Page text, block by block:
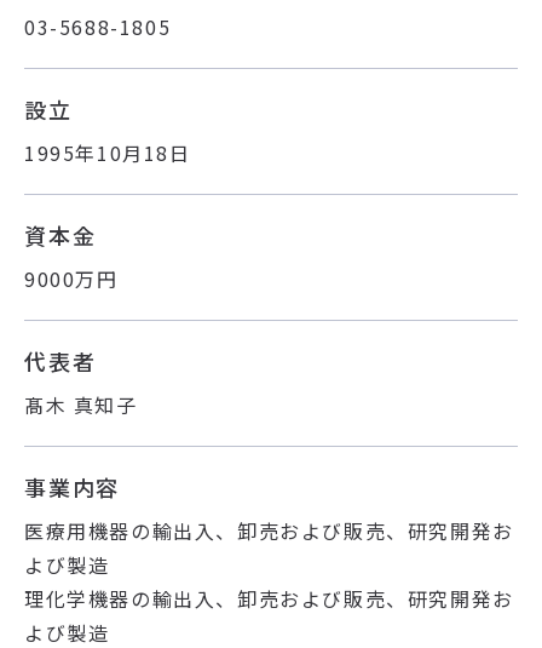
03-5688-1805
設立
1995年10月18日
資本金
9000万円
代表者
髙木 真知子
事業内容
医療用機器の輸出入、卸売および販売、研究開発お
よび製造
理化学機器の輸出入、卸売および販売、研究開発お
よび製造